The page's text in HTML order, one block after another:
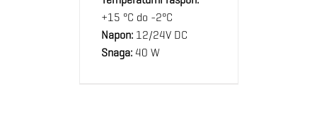
+15 °C do -2°C
Napon:12/24V DC
Snaga:40 W